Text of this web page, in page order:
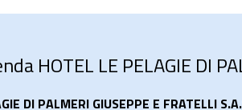
HOTEL LE PELAGIE DI
DI PALMERI GIUSEPPE E FRATELLI